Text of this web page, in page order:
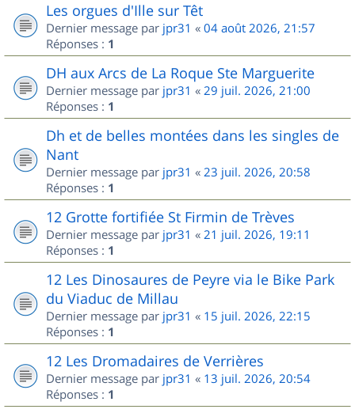
Les orgues d'Ille sur Têt
Dernier message par jpr31 « 04 août 2026, 21:57
Réponses : 1
DH aux Arcs de La Roque Ste Marguerite
Dernier message par jpr31 « 29 juil. 2026, 21:00
Réponses : 1
Dh et de belles montées dans les singles de
Nant
Dernier message par jpr31 « 23 juil. 2026, 20:58
Réponses : 1
12 Grotte fortifiée St Firmin de Trèves
Dernier message par jpr31 « 21 juil. 2026, 19:11
Réponses : 1
12 Les Dinosaures de Peyre via le Bike Park
du Viaduc de Millau
Dernier message par jpr31 « 15 juil. 2026, 22:15
Réponses : 1
12 Les Dromadaires de Verrières
Dernier message par jpr31 « 13 juil. 2026, 20:54
Réponses : 1